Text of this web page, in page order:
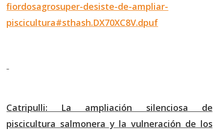
fiordosagrosuper-desiste-de-ampliar-
piscicultura#sthash.DX70XC8V.dpuf
Catripulli: La ampliación silenciosa de
piscicultura salmonera y la vulneración de los